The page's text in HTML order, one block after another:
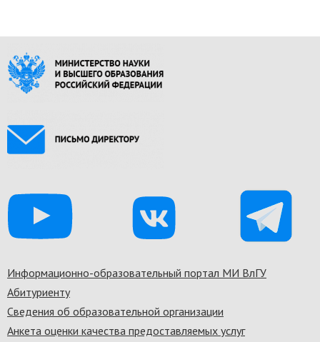
Footer
menu
Информационно-образовательный портал МИ ВлГУ
Абитуриенту
Сведения об образовательной организации
Анкета оценки качества предоставляемых услуг